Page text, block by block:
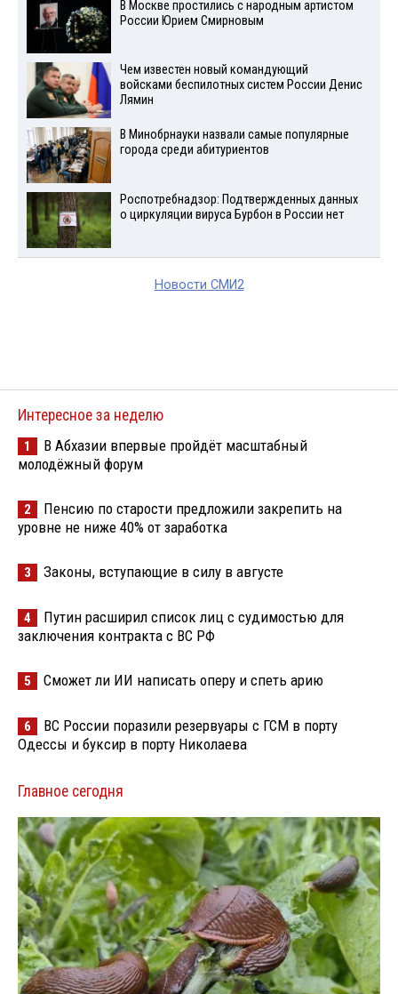
В Москве простились с народным артистом
России Юрием Смирновым
Чем известен новый командующий
войсками беспилотных систем России Денис
Лямин
В Минобрнауки назвали самые популярные
города среди абитуриентов
Роспотребнадзор: Подтвержденных данных
о циркуляции вируса Бурбон в России нет
Новости СМИ2
Интересное за неделю
1
В Абхазии впервые пройдёт масштабный
молодёжный форум
2
Пенсию по старости предложили закрепить на
уровне не ниже 40% от заработка
3 Законы, вступающие в силу в августе
4
Путин расширил список лиц с судимостью для
заключения контракта с ВС РФ
5 Сможет ли ИИ написать оперу и спеть арию
6
ВС России поразили резервуары с ГСМ в порту
Одессы и буксир в порту Николаева
Главное сегодня